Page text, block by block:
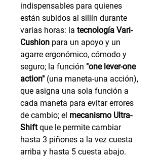
indispensables para quienes
están subidos al sillín durante
varias horas: la tecnología Vari-
Cushion para un apoyo y un
agarre ergonómico, cómodo y
seguro; la función "one lever-one
action" (una maneta-una acción),
que asigna una sola función a
cada maneta para evitar errores
de cambio; el mecanismo Ultra-
Shiftque le permite cambiar
hasta 3 piñones a la vez cuesta
arriba y hasta 5 cuesta abajo.